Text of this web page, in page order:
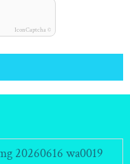
IconCaptcha ©